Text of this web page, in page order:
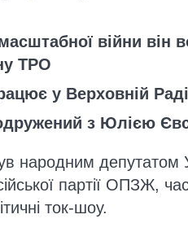
війни він
ТРО
у Верховній Раді
з Юлією
народним депутатом
партії ОПЗЖ,
ток-шоу.